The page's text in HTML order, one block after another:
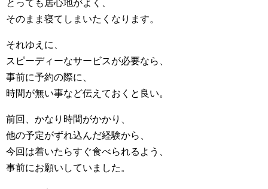
とっても居心地がよく、
そのまま寝てしまいたくなります。
それゆえに、
スピーディーなサービスが必要なら、
事前に予約の際に、
時間が無い事など伝えておくと良い。
前回、かなり時間がかかり、
他の予定がずれ込んだ経験から、
今回は着いたらすぐ食べられるよう、
事前にお願いしていました。